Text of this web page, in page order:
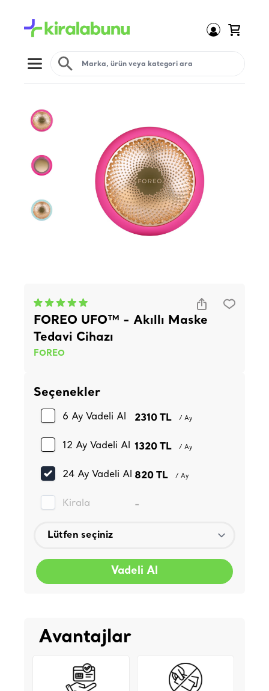
Open menu
FOREO UFO™ - Akıllı Maske
Tedavi Cihazı
FOREO
Seçenekler
6 Ay Vadeli Al 2310 TL / Ay
12 Ay Vadeli Al 1320 TL / Ay
24 Ay Vadeli Al 820 TL / Ay
Kirala -
Vadeli Al
Avantajlar